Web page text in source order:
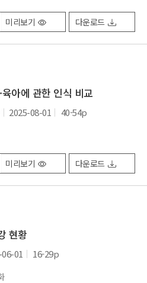
미리보기 다운로드
아에 관한 인식 비교
2025-08-01 40-54p
미리보기 다운로드
현황
01 16-29p